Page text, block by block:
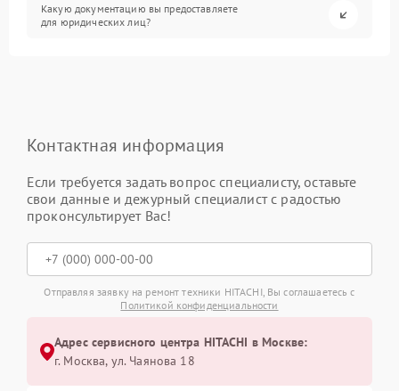
Какую документацию вы предоставляете
для юридических лиц?
Контактная информация
Если требуется задать вопрос специалисту, оставьте
свои данные и дежурный специалист с радостью
проконсультирует Вас!
Отправляя заявку на ремонт техники HITACHI, Вы соглашаетесь с
Политикой конфиденциальности
Адрес сервисного центра HITACHI в Москве:
г. Москва, ул. Чаянова 18